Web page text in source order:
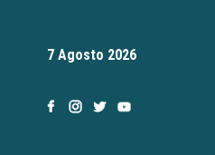
7 Agosto 2026